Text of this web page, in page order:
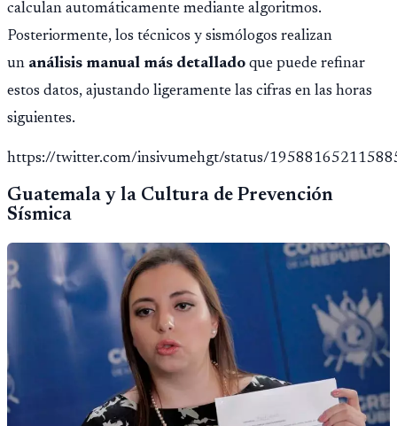
calculan automáticamente mediante algoritmos.
Posteriormente, los técnicos y sismólogos realizan
un análisis manual más detallado que puede refinar
estos datos, ajustando ligeramente las cifras en las horas
siguientes.
https://twitter.com/insivumehgt/status/
Guatemala y la Cultura de Prevención
Sísmica